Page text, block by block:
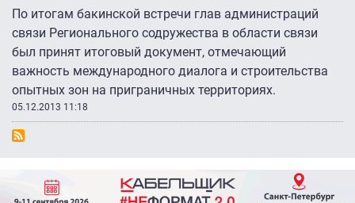
По итогам бакинской встречи глав администраций
связи Регионального содружества в области связи
был принят итоговый документ, отмечающий
важность международного диалога и строительства
опытных зон на приграничных территориях.
05.12.2013 11:18